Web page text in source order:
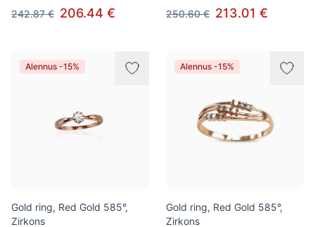
242.87 € 206.44 €
250.60 € 213.01 €
Alennus -15%
Gold ring, Red Gold 585°,
Zirkons
Alennus -15%
Gold ring, Red Gold 585°,
Zirkons